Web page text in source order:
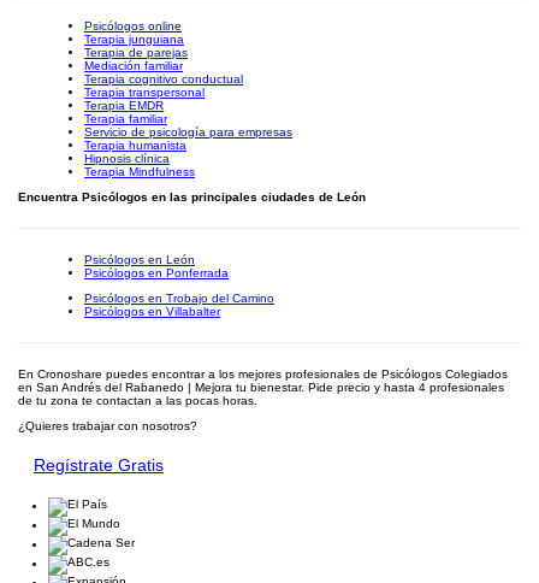
Psicólogos online
Terapia junguiana
Terapia de parejas
Mediación familiar
Terapia cognitivo conductual
Terapia transpersonal
Terapia EMDR
Terapia familiar
Servicio de psicología para empresas
Terapia humanista
Hipnosis clínica
Terapia Mindfulness
Encuentra Psicólogos en las principales ciudades de León
Psicólogos en León
Psicólogos en Ponferrada
Psicólogos en Trobajo del Camino
Psicólogos en Villabalter
En Cronoshare puedes encontrar a los mejores profesionales de Psicólogos Colegiados
en San Andrés del Rabanedo | Mejora tu bienestar. Pide precio y hasta 4 profesionales
de tu zona te contactan a las pocas horas.
¿Quieres trabajar con nosotros?
Regístrate Gratis